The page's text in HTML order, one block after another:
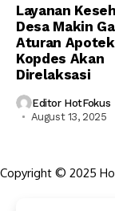
Layanan
Desa Makin
Aturan
Kopdes Akan
Direlaksasi
Editor HotFokus
August 13, 2025
Copyright © 2025